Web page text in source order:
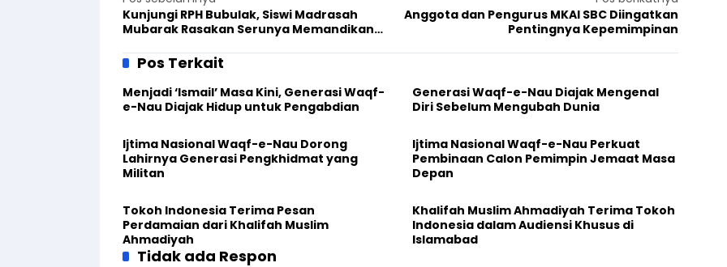
Kunjungi RPH Bubulak, Siswi Madrasah
Mubarak Rasakan Serunya Memandikan
Anggota dan Pengurus MKAI SBC Diingatkan
Pentingnya Kepemimpinan
Pos Terkait
Menjadi ‘Ismail’ Masa Kini, Generasi Waqf-
e-Nau Diajak Hidup untuk Pengabdian
Generasi Waqf-e-Nau Diajak Mengenal
Diri Sebelum Mengubah Dunia
Ijtima Nasional Waqf-e-Nau Dorong
Lahirnya Generasi Pengkhidmat yang
Militan
Ijtima Nasional Waqf-e-Nau Perkuat
Pembinaan Calon Pemimpin Jemaat Masa
Depan
Tokoh Indonesia Terima Pesan
Perdamaian dari Khalifah Muslim
Ahmadiyah
Khalifah Muslim Ahmadiyah Terima Tokoh
Indonesia dalam Audiensi Khusus di
Islamabad
Tidak ada Respon